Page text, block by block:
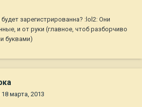
зарегистрированна? :lol2: Они
и от руки (главное, чтоб разборчиво
буквами)
18 марта, 2013